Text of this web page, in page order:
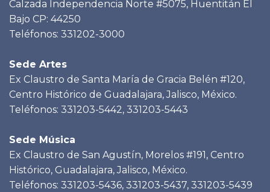
Calzada Independencia Norte #5075, Huentitán El
Bajo CP: 44250
Teléfonos: 331202-3000
Sede Artes
Ex Claustro de Santa María de Gracia Belén #120,
Centro Histórico de Guadalajara, Jalisco, México.
Teléfonos: 331203-5442, 331203-5443
Sede Música
Ex Claustro de San Agustín, Morelos #191, Centro
Histórico, Guadalajara, Jalisco, México.
Teléfonos: 331203-5436, 331203-5437, 331203-5439